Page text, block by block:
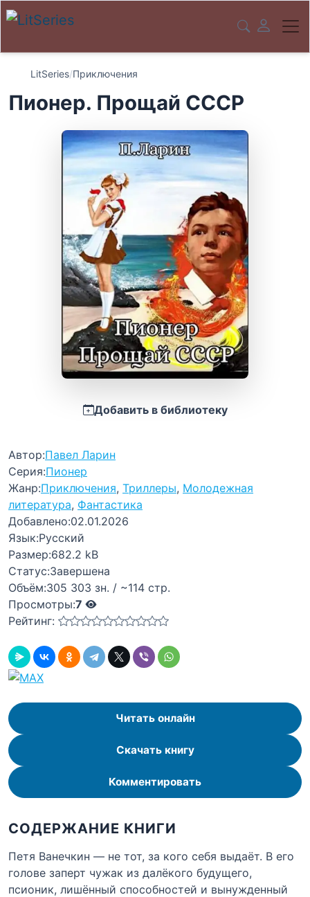
LitSeries/Приключения
Пионер. Прощай СССР
Добавить в библиотеку
Автор:Павел Ларин
Серия:Пионер
Жанр:Приключения, Триллеры, Молодежная
литература, Фантастика
Добавлено:02.01.2026
Язык:Русский
Размер:682.2 kB
Статус:Завершена
Объём:305 303 зн. / ~114 стр.
Просмотры:7
Рейтинг:
Читать онлайн
Скачать книгу
Комментировать
СОДЕРЖАНИЕ КНИГИ
Петя Ванечкин — не тот, за кого себя выдаёт. В его
голове заперт чужак из далёкого будущего,
псионик, лишённый способностей и вынужденный